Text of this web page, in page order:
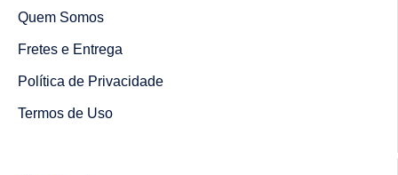
Quem Somos
Fretes e Entrega
Política de Privacidade
Termos de Uso